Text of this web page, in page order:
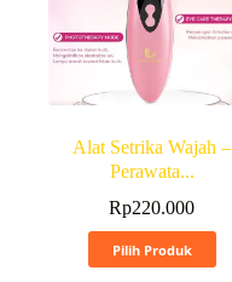
Alat Setrika Wajah –
Perawata...
Rp220.000
Pilih Produk